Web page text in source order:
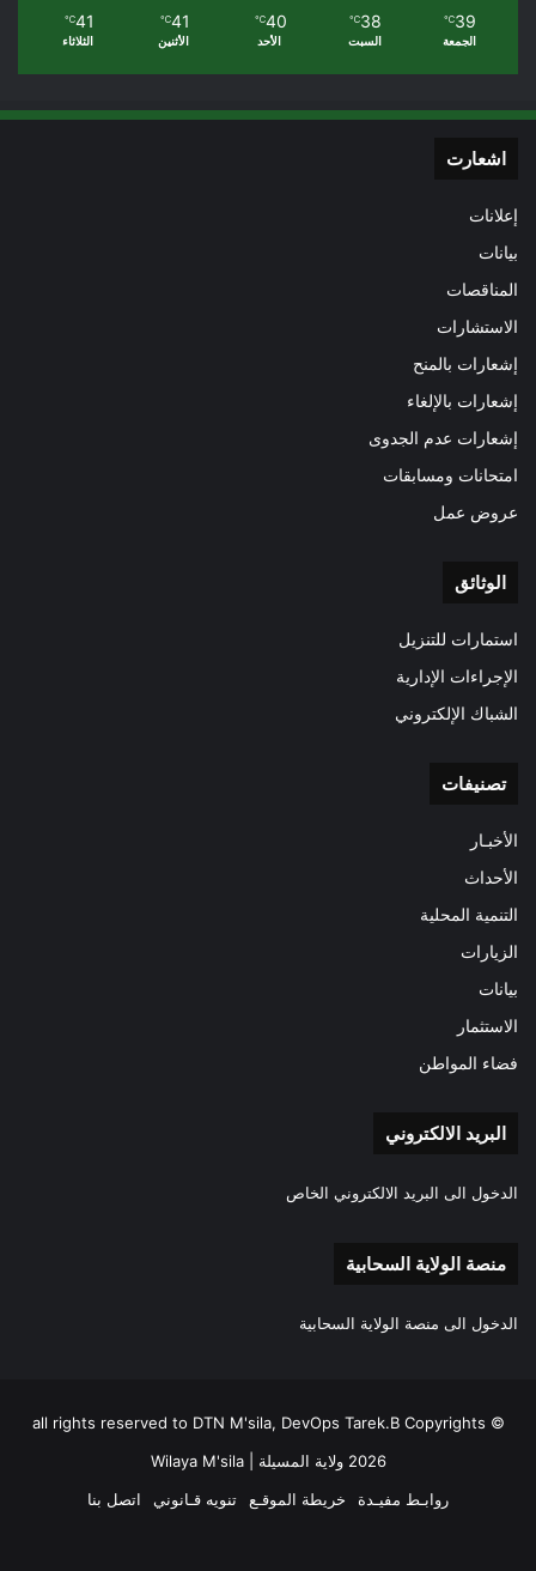
39
℃
الجمعة
38
℃
السبت
40
℃
الأحد
41
℃
الأثنين
41
℃
الثلاثاء
اشعارت
إعلانات
بيانات
المناقصات
الاستشارات
إشعارات بالمنح
إشعارات بالإلغاء
إشعارات عدم الجدوى
امتحانات ومسابقات
عروض عمل
الوثائق
استمارات للتنزيل
الإجراءات الإدارية
الشباك الإلكتروني
تصنيفات
الأخبـار
الأحداث
التنمية المحلية
الزيارات
بيانات
الاستثمار
فضاء المواطن
البريد الالكتروني
الدخول الى البريد الالكتروني الخاص
منصة الولاية السحابية
الدخول الى منصة الولاية السحابية
all rights reserved to DTN M'sila, DevOps Tarek.B Copyrights ©
2026 ولاية المسيلة | Wilaya M'sila
روابـط مفيـدة
خريطة الموقـع تنويه قـانوني اتصل بنا